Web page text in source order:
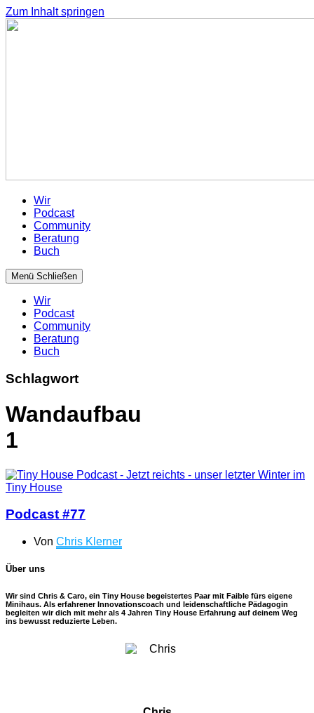
Zum Inhalt springen
Wir
Podcast
Community
Beratung
Buch
Menü Schließen
Wir
Podcast
Community
Beratung
Buch
Schlagwort
Wandaufbau
1
Podcast #77
Von Chris Klerner
Über uns
Wir sind Chris & Caro, ein Tiny House begeistertes Paar mit Faible fürs eigene
Minihaus. Als erfahrener Innovationscoach und leidenschaftliche Pädagogin
begleiten wir dich mit mehr als 4 Jahren Tiny House Erfahrung auf deinem Weg
ins bewusst reduzierte Leben.